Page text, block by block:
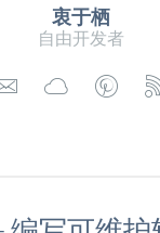
衷于栖
自由开发者